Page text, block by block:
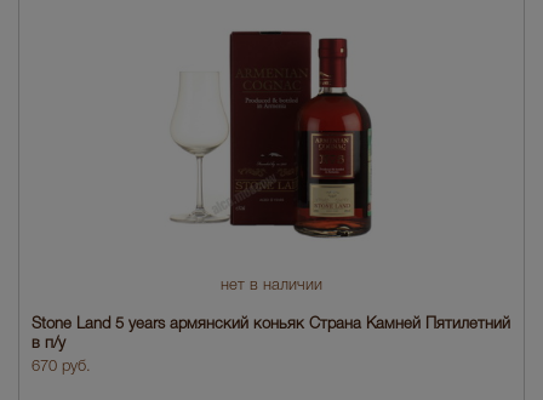
нет в наличии
Stone Land 5 years армянский коньяк Страна Камней Пятилетний
в п/у
670 руб.